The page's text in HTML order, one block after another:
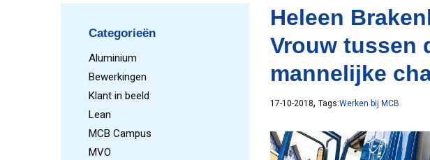
Categorieën
Aluminium
Bewerkingen
Klant in beeld
Lean
MCB Campus
MVO
Heleen
Vrouw tussen
mannelijke
17-10-2018, Tags:Werken bij MCB